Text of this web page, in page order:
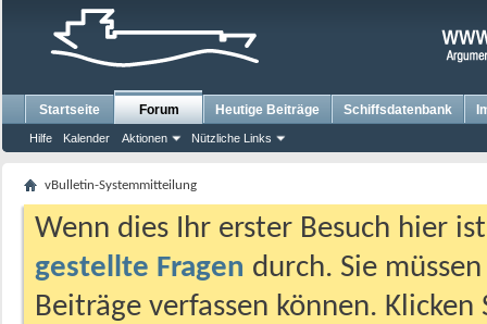
Startseite Forum
Hilfe Kalender Aktionen Nützliche Links
Heutige Beiträge Schiffsdatenbank
vBulletin-Systemmitteilung
Wenn dies Ihr erster Besuch hier
gestellte Fragen durch. Sie
Beiträge verfassen können.